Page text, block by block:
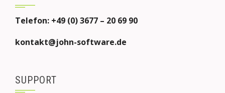
Telefon: +49 (0) 3677 – 20 69 90
kontakt@john-software.de
SUPPORT